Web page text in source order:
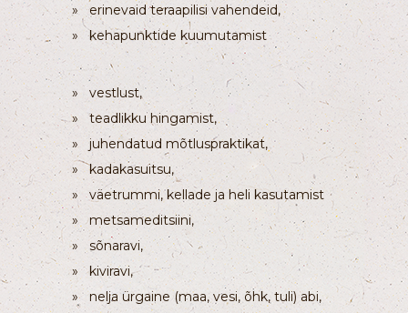
» erinevaid teraapilisi vahendeid,
» kehapunktide kuumutamist
» vestlust,
» teadlikku hingamist,
» juhendatud mõtluspraktikat,
» kadakasuitsu,
» väetrummi, kellade ja heli kasutamist
» metsameditsiini,
» sõnaravi,
» kiviravi,
» nelja ürgaine (maa, vesi, õhk, tuli) abi,